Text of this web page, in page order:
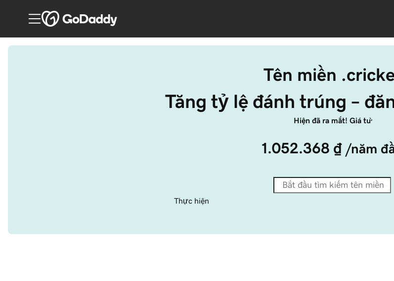
Tên miền
Tăng tỷ lệ đánh trúng –
Hiện đã ra mắt! Giá từ
1.052.368 ₫ /năm
Thực hiện